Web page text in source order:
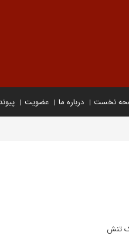
نخست درباره ما عضویت
تنش